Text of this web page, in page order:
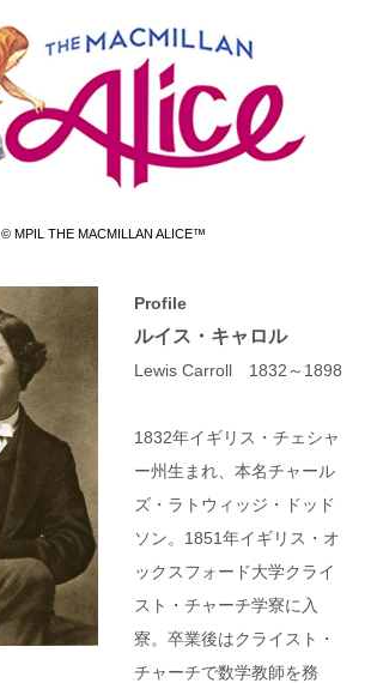
© MPIL THE MACMILLAN ALICE™
Profile
ルイス・キャロル
Lewis Carroll 1832～1898
1832年イギリス・チェシャ
ー州生まれ、本名チャール
ズ・ラトウィッジ・ドッド
ソン。1851年イギリス・オ
ックスフォード大学クライ
スト・チャーチ学寮に入
寮。卒業後はクライスト・
チャーチで数学教師を務